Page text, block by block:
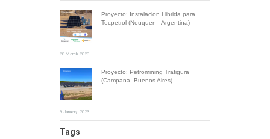
Proyecto: Instalacion Hibrida para
Tecpetrol (Neuquen - Argentina)
28 March, 2023
Proyecto: Petromining Trafigura
(Campana- Buenos Aires)
9 January, 2023
Tags